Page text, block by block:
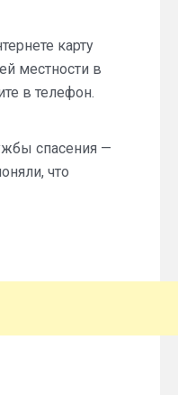
карту
местности в
в телефон.
спасения —
что